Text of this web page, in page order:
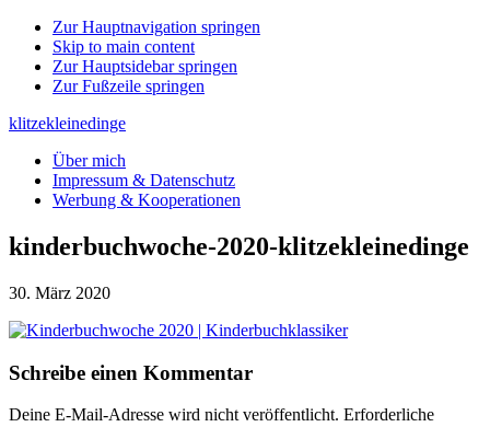
Zur Hauptnavigation springen
Skip to main content
Zur Hauptsidebar springen
Zur Fußzeile springen
klitzekleinedinge
Über mich
Impressum & Datenschutz
Werbung & Kooperationen
kinderbuchwoche-2020-klitzekleinedinge
30. März 2020
Leser-
Schreibe einen Kommentar
Deine E-Mail-Adresse wird nicht veröffentlicht. Erforderliche